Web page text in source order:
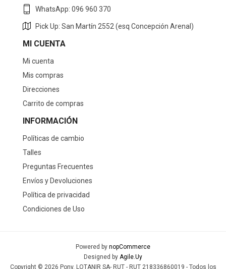
WhatsApp: 096 960 370
Pick Up: San Martín 2552 (esq Concepción Arenal)
MI CUENTA
Mi cuenta
Mis compras
Direcciones
Carrito de compras
INFORMACIÓN
Políticas de cambio
Talles
Preguntas Frecuentes
Envíos y Devoluciones
Política de privacidad
Condiciones de Uso
Powered by nopCommerce
Designed by Agile.Uy
Copyright © 2026 Pony. LOTANIR SA- RUT - RUT 218336860019 - Todos los